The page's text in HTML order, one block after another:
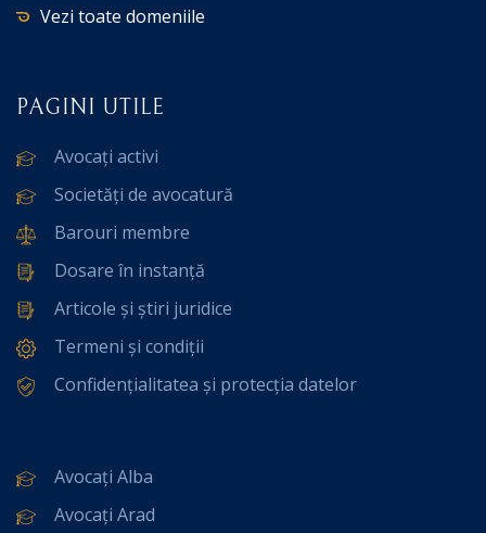
Vezi toate domeniile
PAGINI UTILE
Avocați activi
Societăți de avocatură
Barouri membre
Dosare în instanță
Articole și știri juridice
Termeni și condiții
Confidențialitatea și protecția datelor
Avocați Alba
Avocați Arad